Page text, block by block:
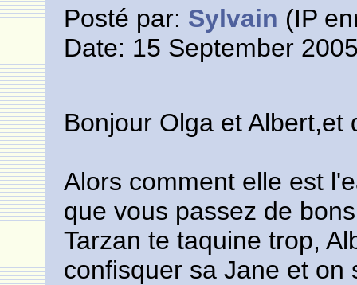
Posté par: Sylvain (IP
Date: 15 September
Bonjour Olga et Albert,et
Alors comment elle est
que vous passez de
Tarzan te taquine trop,
confisquer sa Jane et on